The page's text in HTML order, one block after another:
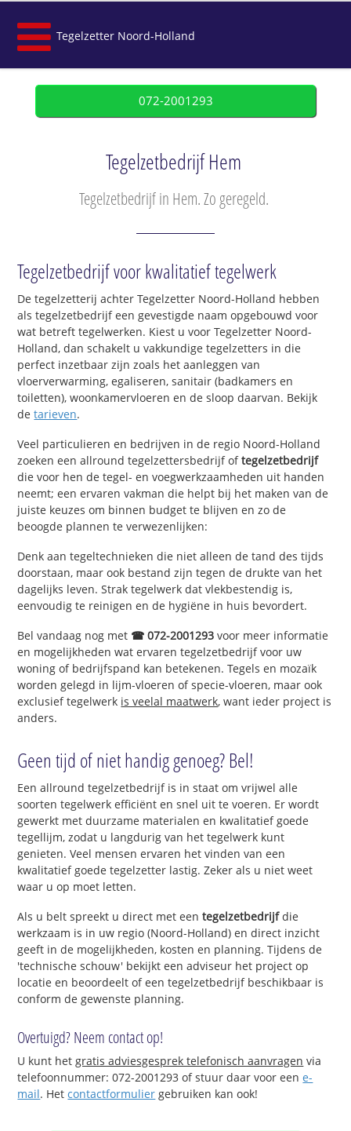
Tegelzetter Noord-Holland
072-2001293
Tegelzetbedrijf Hem
Tegelzetbedrijf in Hem. Zo geregeld.
Tegelzetbedrijf voor kwalitatief tegelwerk
De tegelzetterij achter Tegelzetter Noord-Holland hebben
als tegelzetbedrijf een gevestigde naam opgebouwd voor
wat betreft tegelwerken. Kiest u voor Tegelzetter Noord-
Holland, dan schakelt u vakkundige tegelzetters in die
perfect inzetbaar zijn zoals het aanleggen van
vloerverwarming, egaliseren, sanitair (badkamers en
toiletten), woonkamervloeren en de sloop daarvan. Bekijk
detarieven.
Veel particulieren en bedrijven in de regio Noord-Holland
zoeken een allround tegelzettersbedrijf oftegelzetbedrijf
die voor hen de tegel- en voegwerkzaamheden uit handen
neemt; een ervaren vakman die helpt bij het maken van de
juiste keuzes om binnen budget te blijven en zo de
beoogde plannen te verwezenlijken:
Denk aan tegeltechnieken die niet alleen de tand des tijds
doorstaan, maar ook bestand zijn tegen de drukte van het
dagelijks leven. Strak tegelwerk dat vlekbestendig is,
eenvoudig te reinigen en de hygiëne in huis bevordert.
Bel vandaag nog met ☎ 072-2001293 voor meer informatie
en mogelijkheden wat ervaren tegelzetbedrijf voor uw
woning of bedrijfspand kan betekenen. Tegels en mozaïk
worden gelegd in lijm-vloeren of specie-vloeren, maar ook
exclusief tegelwerk is veelal maatwerk, want ieder project is
anders.
Geen tijd of niet handig genoeg? Bel!
Een allround tegelzetbedrijf is in staat om vrijwel alle
soorten tegelwerk efficiënt en snel uit te voeren. Er wordt
gewerkt met duurzame materialen en kwalitatief goede
tegellijm, zodat u langdurig van het tegelwerk kunt
genieten. Veel mensen ervaren het vinden van een
kwalitatief goede tegelzetter lastig. Zeker als u niet weet
waar u op moet letten.
Als u belt spreekt u direct met eentegelzetbedrijfdie
werkzaam is in uw regio (Noord-Holland) en direct inzicht
geeft in de mogelijkheden, kosten en planning. Tijdens de
'technische schouw' bekijkt een adviseur het project op
locatie en beoordeelt of een tegelzetbedrijf beschikbaar is
conform de gewenste planning.
Overtuigd? Neem contact op!
U kunt hetgratis adviesgesprek telefonisch aanvragen via
telefoonnummer: 072-2001293 of stuur daar voor eene-
mail. Hetcontactformulier gebruiken kan ook!